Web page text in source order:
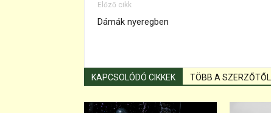
Előző cikk
Dámák nyeregben
KAPCSOLÓDÓ CIKKEK TÖBB A SZERZŐTŐL